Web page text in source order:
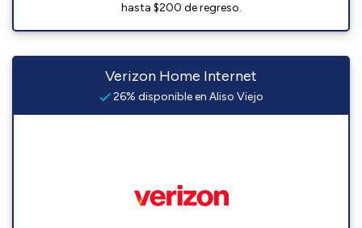
hasta $200 de regreso.
Verizon Home Internet
26% disponible en Aliso Viejo